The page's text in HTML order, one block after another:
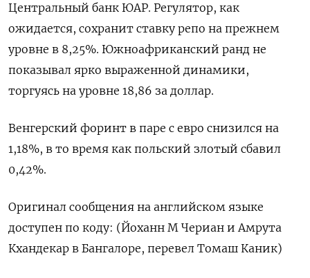
Центральный банк ЮАР. Регулятор, как
ожидается, сохранит ставку репо на прежнем
уровне в 8,25%. Южноафриканский ранд не
показывал ярко выраженной динамики,
торгуясь на уровне 18,86 за доллар.
Венгерский форинт в паре с евро снизился на
1,18%, в то время как польский злотый сбавил
0,42%.
Оригинал сообщения на английском языке
доступен по коду: (Йоханн М Чериан и Амрута
Кхандекар в Бангалоре, перевел Томаш Каник)